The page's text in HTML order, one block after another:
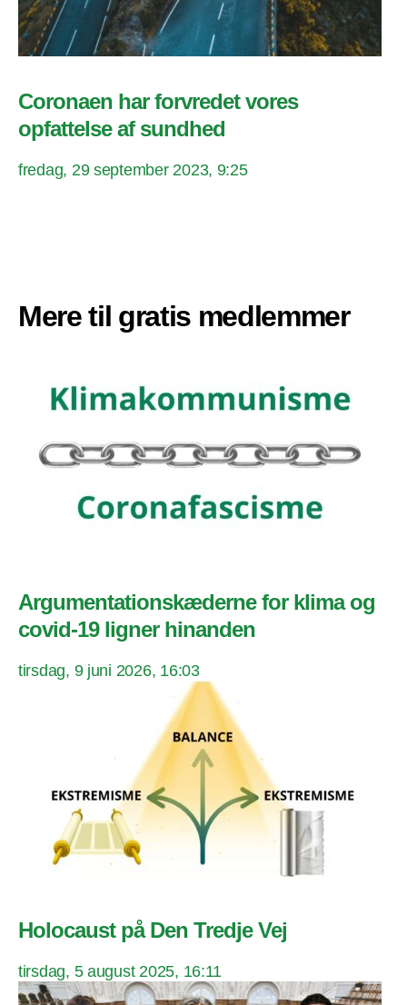
Coronaen har forvredet vores
opfattelse af sundhed
fredag, 29 september 2023, 9:25
Mere til gratis medlemmer
Argumentationskæderne for klima og
covid-19 ligner hinanden
tirsdag, 9 juni 2026, 16:03
Holocaust på Den Tredje Vej
tirsdag, 5 august 2025, 16:11